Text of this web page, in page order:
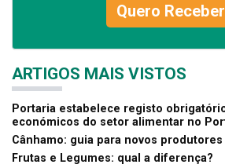
Quero
ARTIGOS MAIS VISTOS
Portaria estabelece registo
económicos do setor alimentar no
Cânhamo: guia para novos produtores
Frutas e Legumes: qual a diferença?